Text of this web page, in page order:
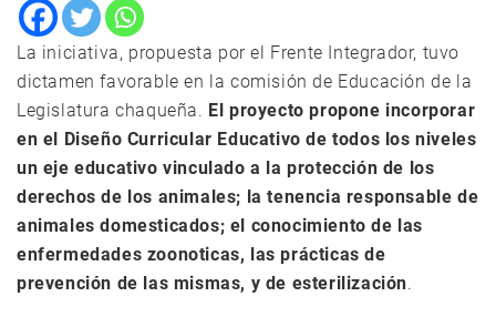
La iniciativa, propuesta por el Frente Integrador, tuvo
dictamen favorable en la comisión de Educación de la
Legislatura chaqueña. El proyecto propone incorporar
en el Diseño Curricular Educativo de todos los niveles
un eje educativo vinculado a la protección de los
derechos de los animales; la tenencia responsable de
animales domesticados; el conocimiento de las
enfermedades zoonoticas, las prácticas de
prevención de las mismas, y de esterilización.